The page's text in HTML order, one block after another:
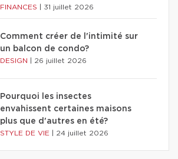
FINANCES 31 juillet 2026
Comment créer de l'intimité sur
un balcon de condo?
DESIGN 26 juillet 2026
Pourquoi les insectes
envahissent certaines maisons
plus que d'autres en été?
STYLE DE VIE 24 juillet 2026